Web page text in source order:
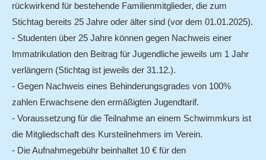
rückwirkend für bestehende Familienmitglieder, die zum
Stichtag bereits 25 Jahre oder älter sind (vor dem 01.01.2025).
- Studenten über 25 Jahre können gegen Nachweis einer
Immatrikulation den Beitrag für Jugendliche jeweils um 1 Jahr
verlängern (Stichtag ist jeweils der 31.12.).
- Gegen Nachweis eines Behinderungsgrades von 100%
zahlen Erwachsene den ermäßigten Jugendtarif.
- Voraussetzung für die Teilnahme an einem Schwimmkurs ist
die Mitgliedschaft des Kursteilnehmers im Verein.
- Die Aufnahmegebühr beinhaltet 10 € für den